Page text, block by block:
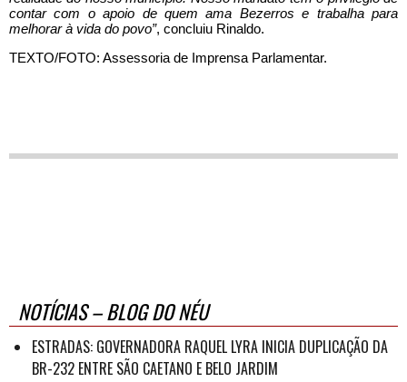
contar com o apoio de quem ama Bezerros e trabalha para
melhorar à vida do povo”, concluiu Rinaldo.
TEXTO/FOTO: Assessoria de Imprensa Parlamentar.
NOTÍCIAS – BLOG DO NÉU
ESTRADAS: GOVERNADORA RAQUEL LYRA INICIA DUPLICAÇÃO DA
BR-232 ENTRE SÃO CAETANO E BELO JARDIM